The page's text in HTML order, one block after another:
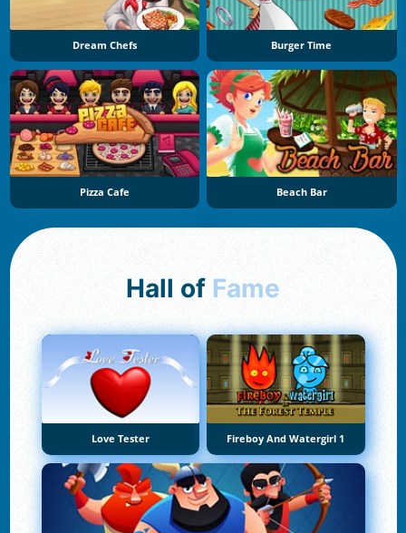
Dream Chefs Burger Time
Pizza Cafe Beach Bar
Hall of Fame
Love Tester Fireboy And Watergirl 1